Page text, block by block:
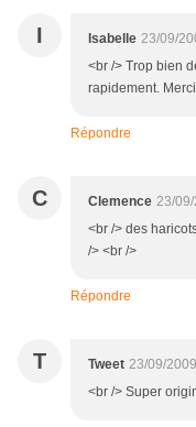
I Isabelle 23/09/
<br /> Trop bien
rapidement.
Répondre
C Clemence 23/
<br /> des
/> <br />
Répondre
T Tweet 23/09/
<br /> Super